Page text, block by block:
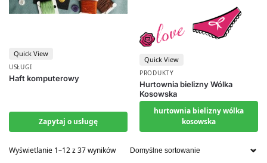
USŁUGI
Haft komputerowy
Zapytaj o usługę
Quick View
PRODUKTY
Hurtownia bielizny Wólka
Kosowska
hurtownia bielizny wólka
kosowska
Quick View
Wyświetlanie 1–12 z 37 wyników